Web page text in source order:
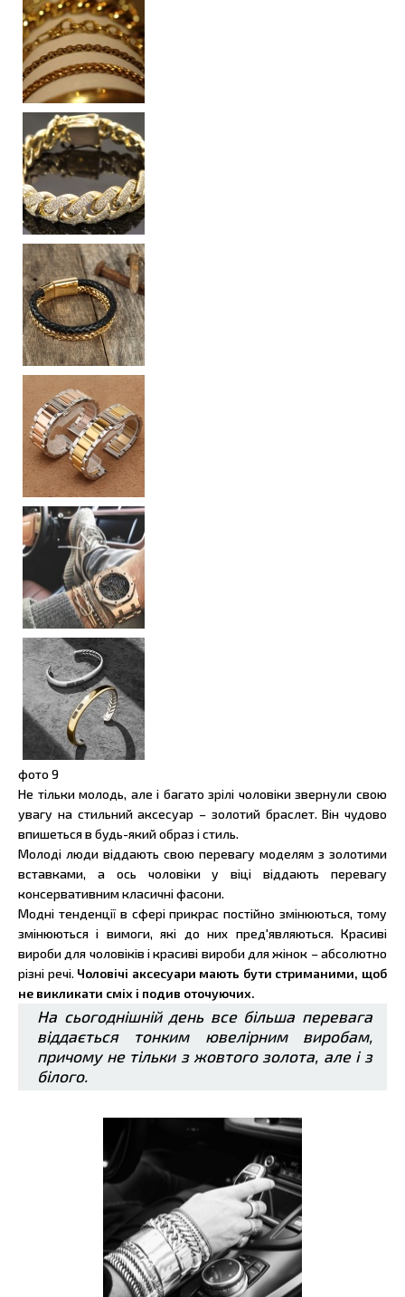
фото 9
Не тільки молодь, але і багато зрілі чоловіки звернули свою
увагу на стильний аксесуар – золотий браслет. Він чудово
впишеться в будь-який образ і стиль.
Молоді люди віддають свою перевагу моделям з золотими
вставками, а ось чоловіки у віці віддають перевагу
консервативним класичні фасони.
Модні тенденції в сфері прикрас постійно змінюються, тому
змінюються і вимоги, які до них пред'являються. Красиві
вироби для чоловіків і красиві вироби для жінок – абсолютно
різні речі. Чоловічі аксесуари мають бути стриманими, щоб
не викликати сміх і подив оточуючих.
На сьогоднішній день все більша перевага
віддається тонким ювелірним виробам,
причому не тільки з жовтого золота, але і з
білого.